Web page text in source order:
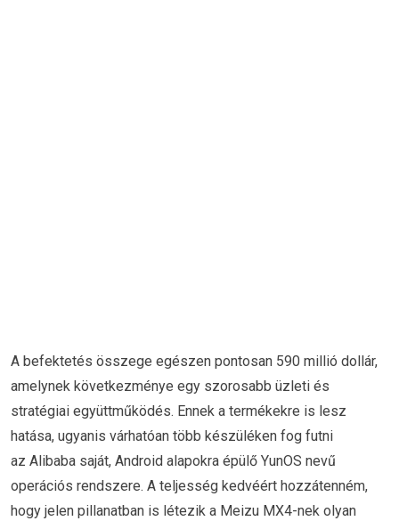
A befektetés összege egészen pontosan 590 millió dollár,
amelynek következménye egy szorosabb üzleti és
stratégiai együttműködés. Ennek a termékekre is lesz
hatása, ugyanis várhatóan több készüléken fog futni
az Alibaba saját, Android alapokra épülő YunOS nevű
operációs rendszere. A teljesség kedvéért hozzátenném,
hogy jelen pillanatban is létezik a Meizu MX4-nek olyan